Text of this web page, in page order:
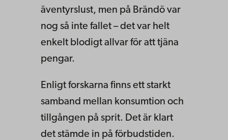
äventyrslust, men på Brändö var
nog så inte fallet – det var helt
enkelt blodigt allvar för att tjäna
pengar.
Enligt forskarna finns ett starkt
samband mellan konsumtion och
tillgången på sprit. Det är klart
det stämde in på förbudstiden.